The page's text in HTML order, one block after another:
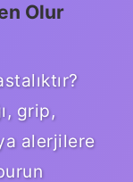
Olur
grip,
alerjilere